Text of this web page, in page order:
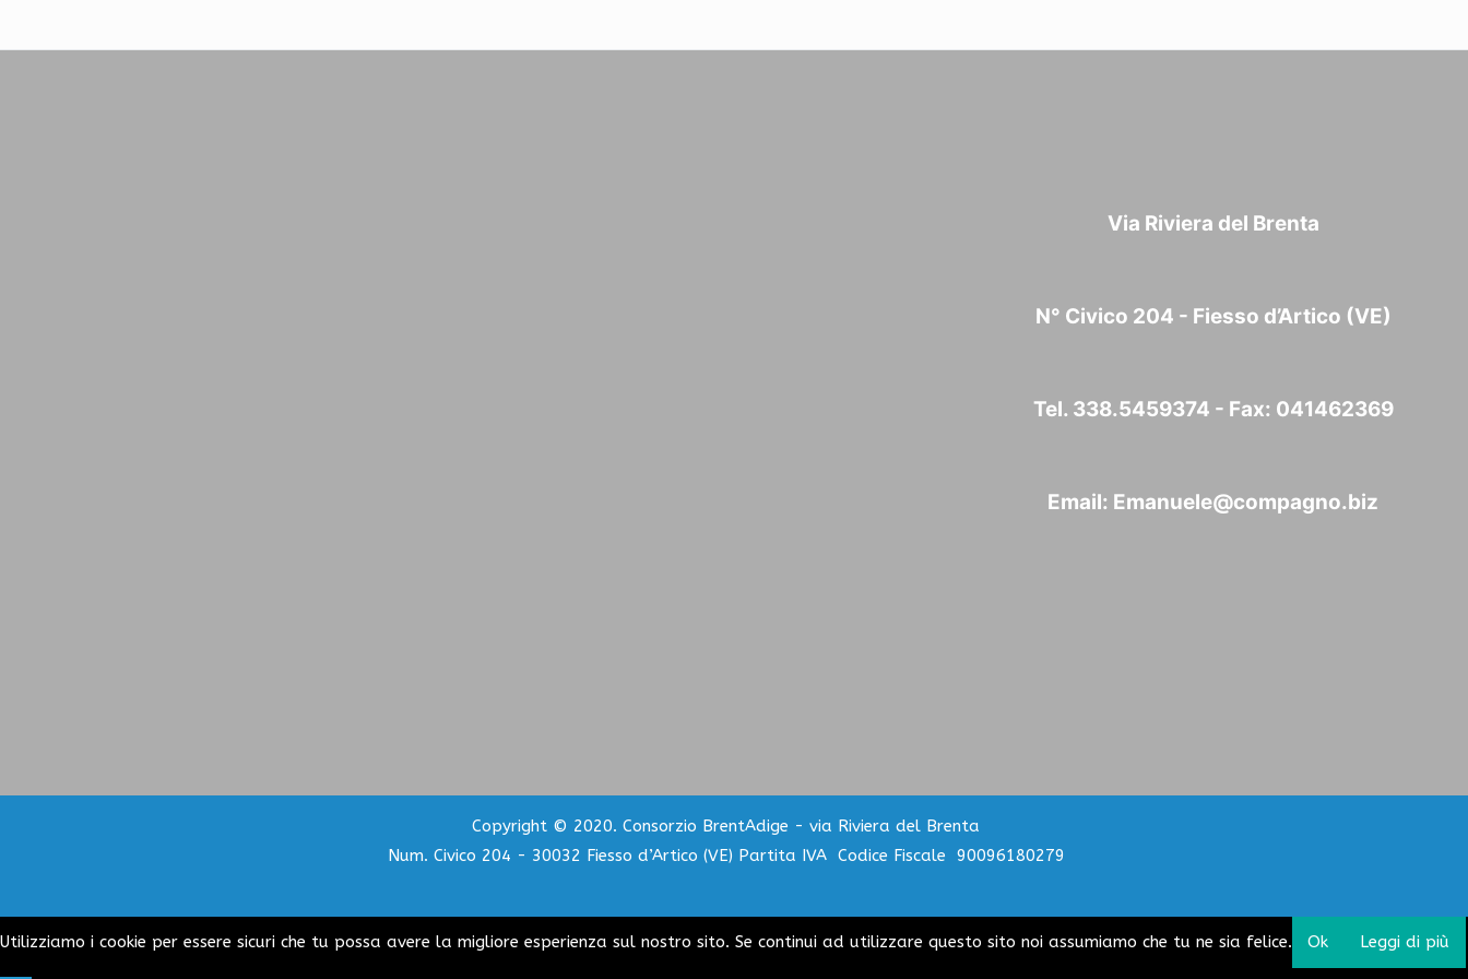
Via Riviera del Brenta
N° Civico 204 - Fiesso d’Artico (VE)
Tel. 338.5459374 - Fax: 041462369
Email: Emanuele@compagno.biz
Copyright © 2020. Consorzio BrentAdige - via Riviera del Brenta
Num. Civico 204 - 30032 Fiesso d’Artico (VE) Partita IVA Codice Fiscale 90096180279
Utilizziamo i cookie per essere sicuri che tu possa avere la migliore esperienza sul nostro sito. Se continui ad utilizzare questo sito noi assumiamo che tu ne sia felice. Ok Leggi di più